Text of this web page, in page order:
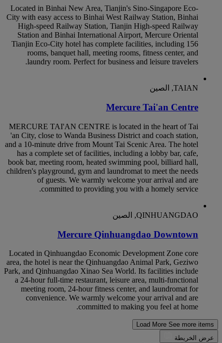
Located in Binhai New Area, Tianjin's Sino-Singapore Eco-
City with easy access to Binhai West Railway Station, Binhai
High-speed Railway Station, Tianjin High-speed Railway
Station and Binhai International Airport, Mercure Oriental
Tianjin Eco-City hotel has complete facilities, including 156
rooms, banquet hall, meeting rooms, fitness center, and
laundry room. Perfect for business and leisure travelers.
TAIAN, الصين
Mercure Tai'an Centre
MERCURE TAI'AN CENTRE is located in the heart of Tai
'an City, close to Wanda Business District and coach station,
and a 10-minute drive from Mount Tai Scenic Area. The hotel
has a complete set of facilities, including a lobby bar, cafe,
book bar, meeting room, heated swimming pool, billiard hall,
children's playground, gym and laundromat to meet the needs
of guests. We warmly welcome your arrival and are
committed to providing you with a homely service.
QINHUANGDAO, الصين
Mercure Qinhuangdao Downtown
Located in Qinhuangdao Economic Development Zone core
area, the hotel is near the Qinhuangdao Animal Park, Geziwo
Park, and Qinhuangdao Xinao Sea World. Its facilities include
a 24-hour full-time restaurant, leisure area, multi-functional
meeting room, 24-hour fitness center, and laundromat for
convenience. We warmly welcome your arrival and are
committed to making you feel at home.
Load More See more items
عرض الخريطة